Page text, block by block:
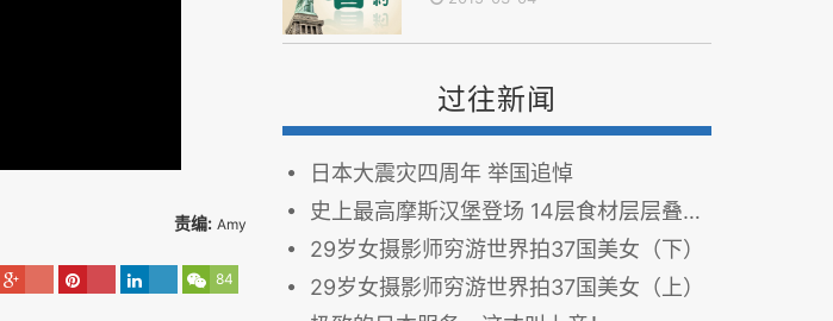
责编: Amy
84
过往新闻
日本大震灾四周年 举国追悼
史上最高摩斯汉堡登场 14层食材层层叠加(图)
29岁女摄影师穷游世界拍37国美女（下）
29岁女摄影师穷游世界拍37国美女（上）